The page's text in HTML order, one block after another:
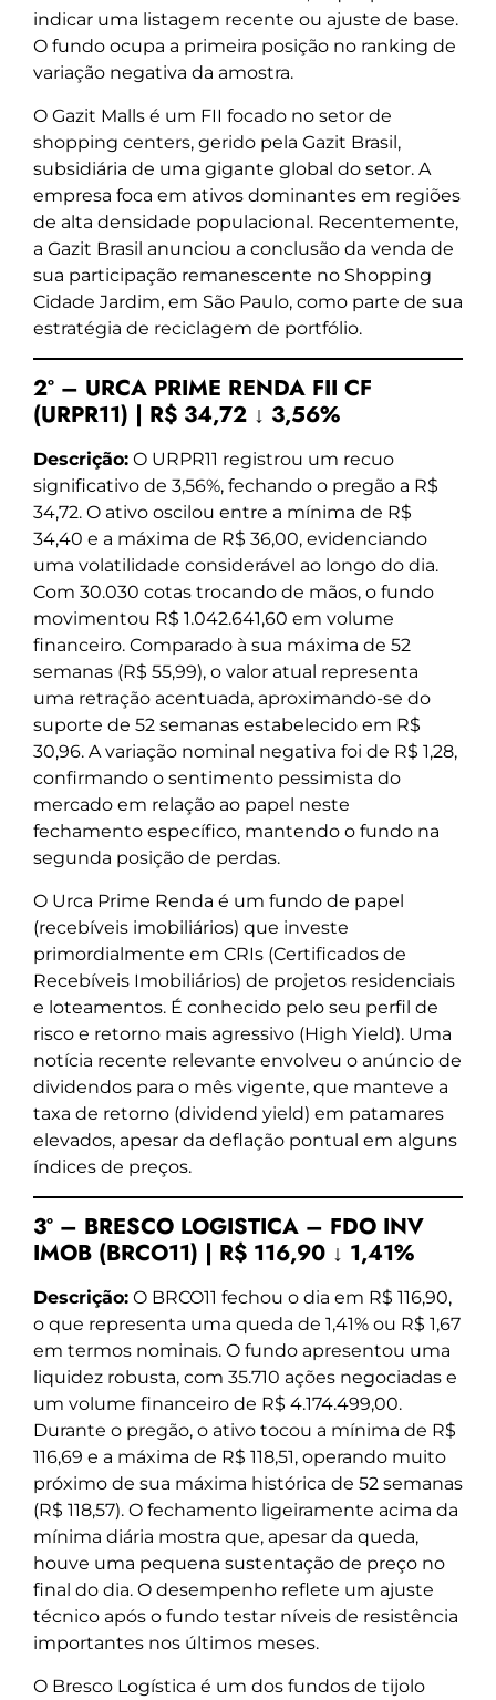
indicar uma listagem recente ou ajuste de base.
O fundo ocupa a primeira posição no ranking de
variação negativa da amostra.
O Gazit Malls é um FII focado no setor de
shopping centers, gerido pela Gazit Brasil,
subsidiária de uma gigante global do setor. A
empresa foca em ativos dominantes em regiões
de alta densidade populacional. Recentemente,
a Gazit Brasil anunciou a conclusão da venda de
sua participação remanescente no Shopping
Cidade Jardim, em São Paulo, como parte de sua
estratégia de reciclagem de portfólio.
2º – URCA PRIME RENDA FII CF
(URPR11) | R$ 34,72 ↓ 3,56%
Descrição: O URPR11 registrou um recuo
significativo de 3,56%, fechando o pregão a R$
34,72. O ativo oscilou entre a mínima de R$
34,40 e a máxima de R$ 36,00, evidenciando
uma volatilidade considerável ao longo do dia.
Com 30.030 cotas trocando de mãos, o fundo
movimentou R$ 1.042.641,60 em volume
financeiro. Comparado à sua máxima de 52
semanas (R$ 55,99), o valor atual representa
uma retração acentuada, aproximando-se do
suporte de 52 semanas estabelecido em R$
30,96. A variação nominal negativa foi de R$ 1,28,
confirmando o sentimento pessimista do
mercado em relação ao papel neste
fechamento específico, mantendo o fundo na
segunda posição de perdas.
O Urca Prime Renda é um fundo de papel
(recebíveis imobiliários) que investe
primordialmente em CRIs (Certificados de
Recebíveis Imobiliários) de projetos residenciais
e loteamentos. É conhecido pelo seu perfil de
risco e retorno mais agressivo (High Yield). Uma
notícia recente relevante envolveu o anúncio de
dividendos para o mês vigente, que manteve a
taxa de retorno (dividend yield) em patamares
elevados, apesar da deflação pontual em alguns
índices de preços.
3º – BRESCO LOGISTICA – FDO INV
IMOB (BRCO11) | R$ 116,90 ↓ 1,41%
Descrição: O BRCO11 fechou o dia em R$ 116,90,
o que representa uma queda de 1,41% ou R$ 1,67
em termos nominais. O fundo apresentou uma
liquidez robusta, com 35.710 ações negociadas e
um volume financeiro de R$ 4.174.499,00.
Durante o pregão, o ativo tocou a mínima de R$
116,69 e a máxima de R$ 118,51, operando muito
próximo de sua máxima histórica de 52 semanas
(R$ 118,57). O fechamento ligeiramente acima da
mínima diária mostra que, apesar da queda,
houve uma pequena sustentação de preço no
final do dia. O desempenho reflete um ajuste
técnico após o fundo testar níveis de resistência
importantes nos últimos meses.
O Bresco Logística é um dos fundos de tijolo